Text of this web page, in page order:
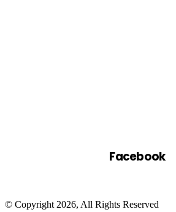
Facebook
© Copyright 2026, All Rights Reserved